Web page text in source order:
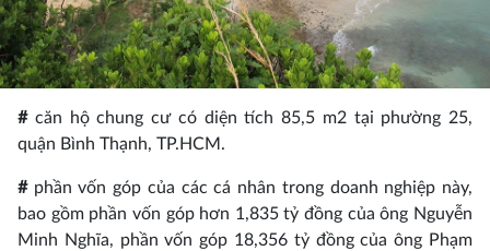
# căn hộ chung cư có diện tích 85,5 m2 tại phường 25,
quận Bình Thạnh, TP.HCM.
# phần vốn góp của các cá nhân trong doanh nghiệp này,
bao gồm phần vốn góp hơn 1,835 tỷ đồng của ông Nguyễn
Minh Nghĩa, phần vốn góp 18,356 tỷ đồng của ông Phạm